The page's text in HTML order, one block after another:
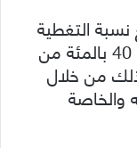
التغطية
الحراجية إلى 60 بالمئة بدلاً من نسبة 40 بالمئة من
من خلال
والخاصة